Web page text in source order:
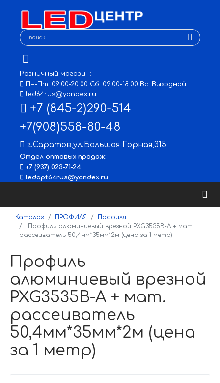
Розничный магазин:
Пн-Пт: 09:00-20:00 Сб: 09:00-18:00 Вс: Выходной
led64rus@yandex.ru
+7 (845-2)290-514
+7(908)558-80-48
г.Саратов,ул.Большая Горная,315
Отдел оптовых продаж:
+7 (937) 023-71-24
ledopt64rus@yandex.ru
Каталог ПРОФИЛЯ
Профиля
Профиль алюминиевый врезной PXG3535B-A + мат.
рассеиватель 50,4мм*35мм*2м (цена за 1 метр)
Профиль
алюминиевый врезной
PXG3535B-A + мат.
рассеиватель
50,4мм*35мм*2м (цена
за 1 метр)